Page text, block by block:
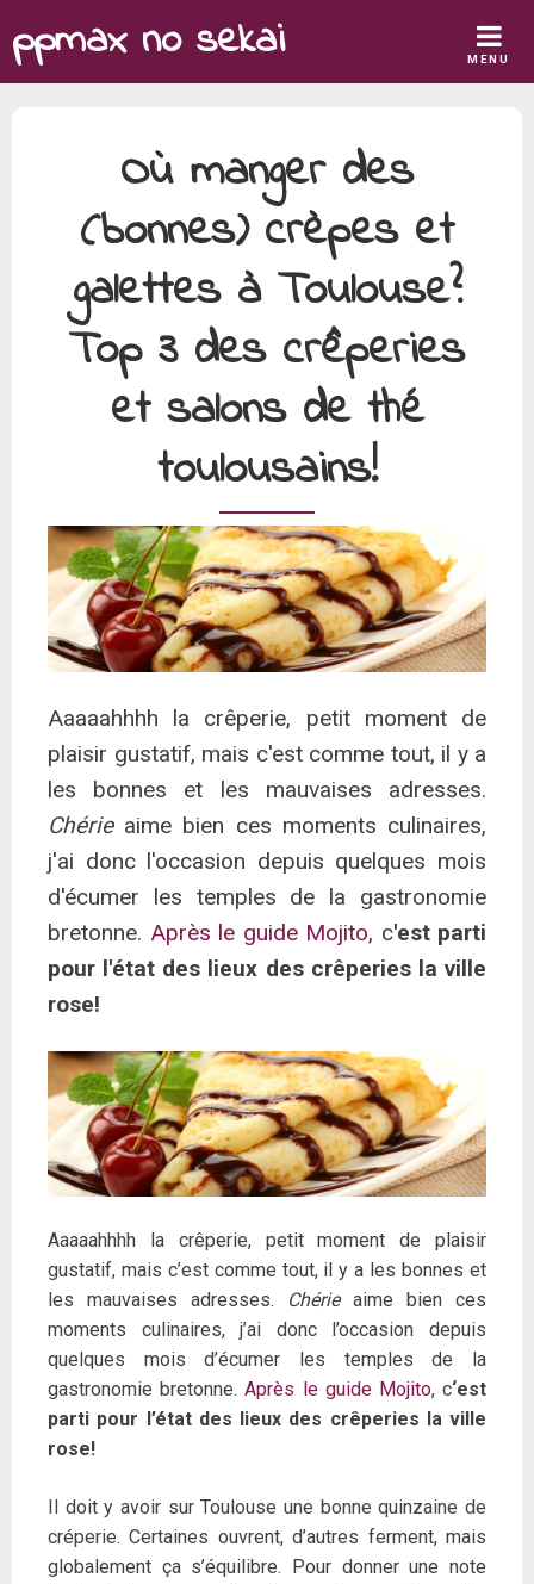
to
content
ppmax no sekai MENU
Où manger des
(bonnes) crèpes et
galettes à Toulouse?
Top 3 des crêperies
et salons de thé
toulousains!
Aaaaahhhh la crêperie, petit moment de
plaisir gustatif, mais c'est comme tout, il y a
les bonnes et les mauvaises adresses.
Chérie aime bien ces moments culinaires,
j'ai donc l'occasion depuis quelques mois
d'écumer les temples de la gastronomie
bretonne. Après le guide Mojito, c'est parti
pour l'état des lieux des crêperies la ville
rose!
Aaaaahhhh la crêperie, petit moment de plaisir
gustatif, mais c’est comme tout, il y a les bonnes et
les mauvaises adresses.
Chérie aime bien ces
moments culinaires, j’ai donc l’occasion depuis
quelques mois d’écumer les temples de la
gastronomie bretonne.Après le guide Mojito, c‘est
parti pour l’état des lieux des crêperies la ville
rose!
Il doit y avoir sur Toulouse une bonne quinzaine de
créperie. Certaines ouvrent, d’autres ferment, mais
globalement ça s’équilibre. Pour donner une note